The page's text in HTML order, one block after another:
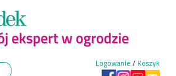
Logowanie / Koszyk